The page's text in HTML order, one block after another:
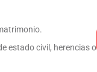
estado civil, herencias o